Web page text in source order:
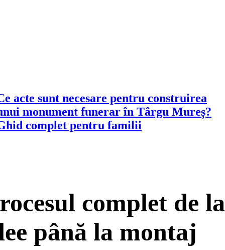
acte sunt necesare pentru construirea
monument funerar în Târgu Mureș?
complet pentru familii
complet de la
până la montaj